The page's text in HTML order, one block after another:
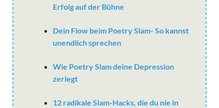
Erfolg auf der Bühne
Dein Flow beim Poetry Slam- So kannst
unendlich sprechen
Wie Poetry Slam deine Depression
zerlegt
12 radikale Slam-Hacks, die du nie in